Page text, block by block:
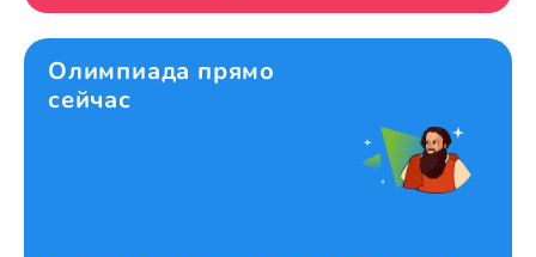
Олимпиада прямо
сейчас